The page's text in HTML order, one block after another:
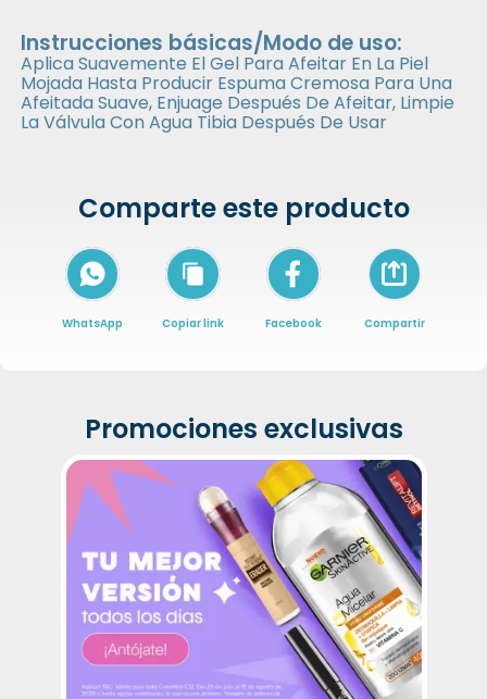
Instrucciones básicas/Modo de uso:
Aplica Suavemente El Gel Para Afeitar En La Piel
Mojada Hasta Producir Espuma Cremosa Para Una
Afeitada Suave, Enjuage Después De Afeitar, Limpie
La Válvula Con Agua Tibia Después De Usar
Comparte este producto
WhatsApp Copiar link Facebook
Icon of arrow-
Compartir
Promociones exclusivas